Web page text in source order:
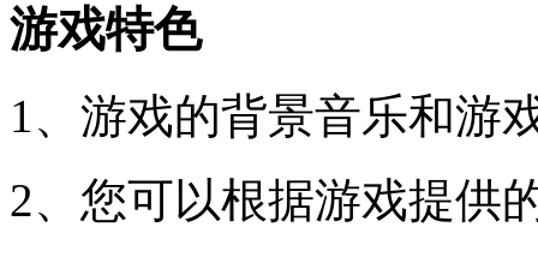
游戏特色
1、游戏的背景音乐和游
2、您可以根据游戏提供